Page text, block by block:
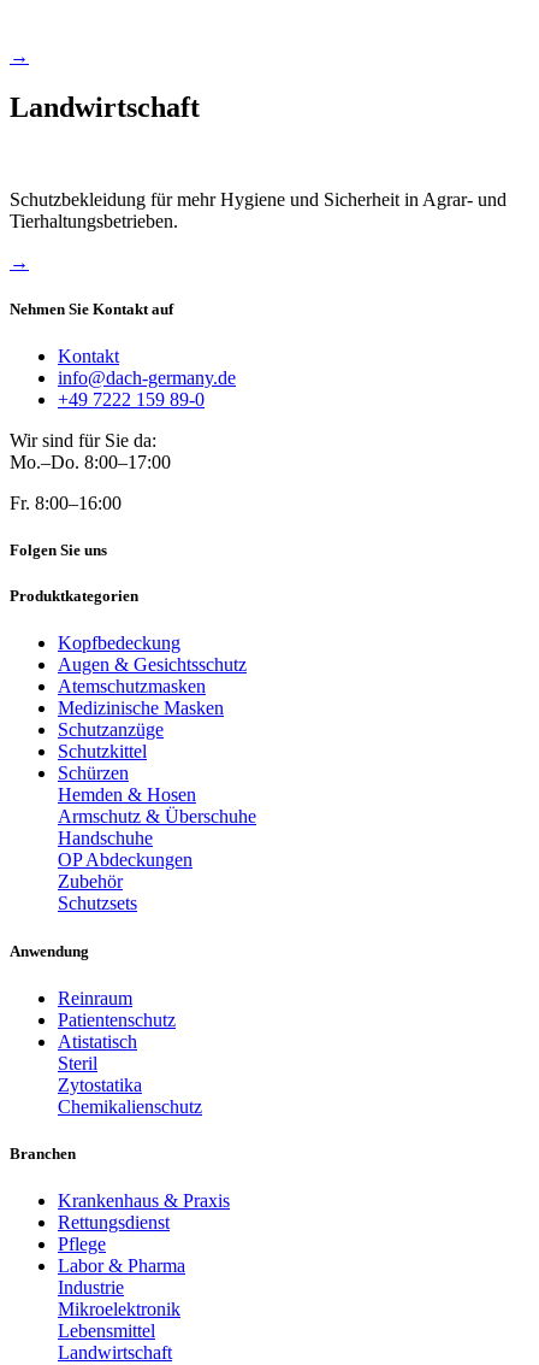
→
Landwirtschaft
Schutzbekleidung für mehr Hygiene und Sicherheit in Agrar- und
Tierhaltungsbetrieben.
→
Nehmen Sie Kontakt auf
Kontakt
info@dach-germany.de
+49 7222 159 89-0
Wir sind für Sie da:
Mo.–Do. 8:00–17:00
Fr. 8:00–16:00
Folgen Sie uns
Produktkategorien
Kopfbedeckung
Augen & Gesichtsschutz
Atemschutzmasken
Medizinische Masken
Schutzanzüge
Schutzkittel
Schürzen
Hemden & Hosen
Armschutz & Überschuhe
Handschuhe
OP Abdeckungen
Zubehör
Schutzsets
Anwendung
Reinraum
Patientenschutz
Atistatisch
Steril
Zytostatika
Chemikalienschutz
Branchen
Krankenhaus & Praxis
Rettungsdienst
Pflege
Labor & Pharma
Industrie
Mikroelektronik
Lebensmittel
Landwirtschaft